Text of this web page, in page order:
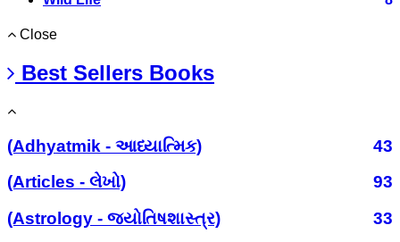
Close
Best Sellers Books
(Adhyatmik - આધ્યાત્મિક)
43
(Articles - લેખો)
93
(Astrology - જ્યોતિષશાસ્ત્ર)
33